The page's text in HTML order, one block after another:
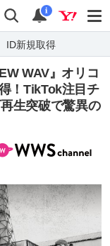
検索 通知
i
ID新規取得
WAV』オリコ
！TikTok注目チ
生突破で驚異の